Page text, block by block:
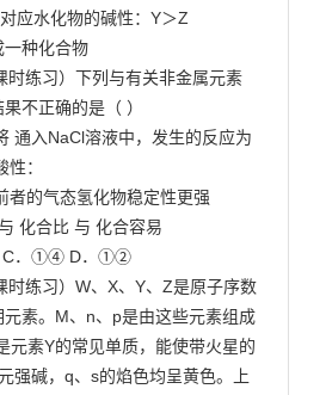
应水化物的碱性：Y＞Z
一种化合物
时练习）下列与有关非金属元素
不正确的是（ ）
通入NaCl溶液中，发生的反应为
：
的气态氢化物稳定性更强
化合比 与 化合容易
．①④ D．①②
时练习）W、X、Y、Z是原子序数
素。M、n、p是由这些元素组成
元素Y的常见单质，能使带火星的
强碱，q、s的焰色均呈黄色。上